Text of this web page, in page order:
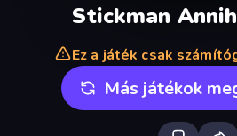
Stickman
Ez a játék csak
Más játékok